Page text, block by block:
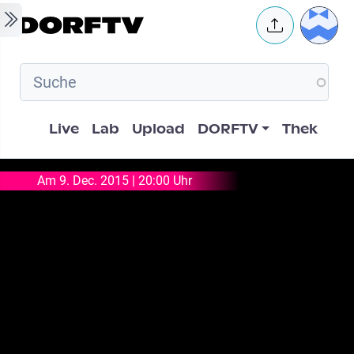
Skip to main content User
Hauptnavigation
Live Lab Upload DORFTV Thek
Am 9. Dec. 2015 | 20:00 Uhr